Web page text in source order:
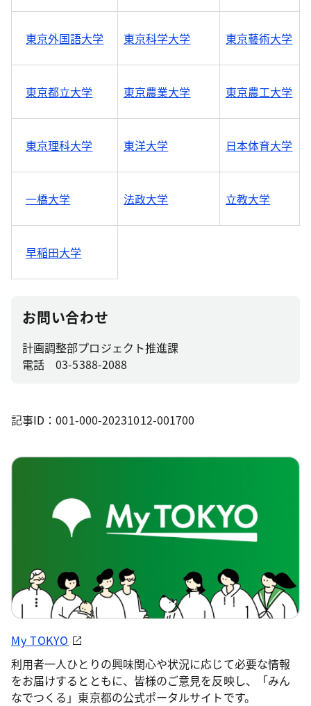
東京外国語大学 東京科学大学 東京藝術大学
東京都立大学 東京農業大学 東京農工大学
東京理科大学 東洋大学 日本体育大学
一橋大学 法政大学 立教大学
早稲田大学
お問い合わせ
計画調整部プロジェクト推進課
電話 03-5388-2088
記事ID：001-000-20231012-001700
My TOKYO
利用者一人ひとりの興味関心や状況に応じて必要な情報
をお届けするとともに、皆様のご意見を反映し、「みん
なでつくる」東京都の公式ポータルサイトです。